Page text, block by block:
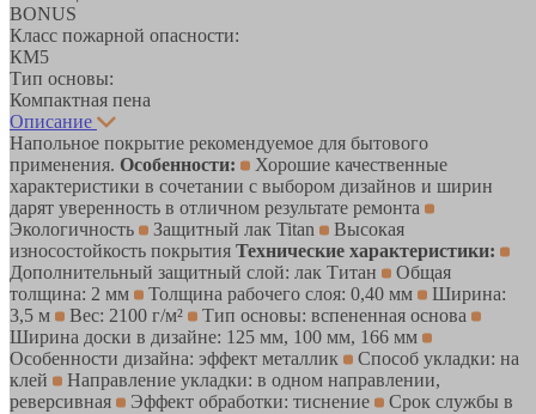
BONUS
Класс пожарной опасности:
КМ5
Тип основы:
Компактная пена
Описание
Напольное покрытие рекомендуемое для бытового
применения. Особенности:
Хорошие качественные
характеристики в сочетании с выбором дизайнов и ширин
дарят уверенность в отличном результате ремонта
Экологичность
Защитный лак Titan
Высокая
износостойкость покрытия Технические характеристики:
Дополнительный защитный слой: лак Титан
Общая
толщина: 2 мм
Толщина рабочего слоя: 0,40 мм
Ширина:
3,5 м
Вес: 2100 г/м²
Тип основы: вспененная основа
Ширина доски в дизайне: 125 мм, 100 мм, 166 мм
Особенности дизайна: эффект металлик
Способ укладки: на
клей
Направление укладки: в одном направлении,
реверсивная
Эффект обработки: тиснение
Срок службы в